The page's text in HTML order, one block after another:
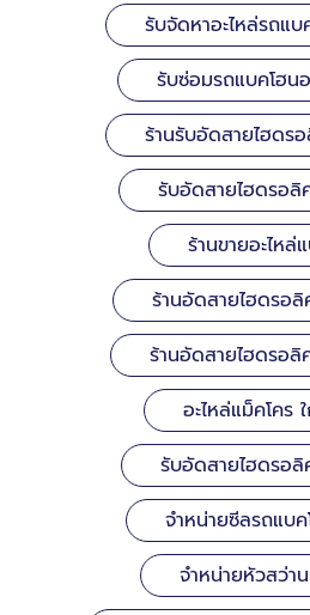
รับจัดหาอะไหล่รถแ
รับซ่อมรถแบคโฮน
ร้านรับอัดสายไฮดร
รับอัดสายไฮดรอลิ
ร้านขายอะไหล่
ร้านอัดสายไฮดรอ
ร้านอัดสายไฮดรอลิ
อะไหล่แม็คโคร
รับอัดสายไฮดรอ
จำหน่ายซีลรถแบ
จำหน่ายหัวสว่า